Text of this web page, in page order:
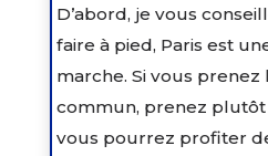
D’abord, je vous
faire à pied, Paris est
marche. Si vous
commun, prenez plutôt
vous pourrez profiter